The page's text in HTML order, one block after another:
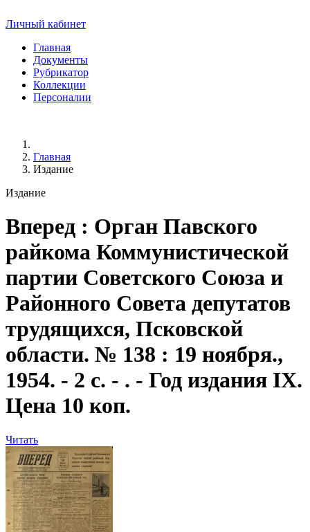
Личный кабинет
Главная
Документы
Рубрикатор
Коллекции
Персоналии
Главная
Издание
Издание
Вперед : Орган Павского
райкома Коммунистической
партии Советского Союза и
Районного Совета депутатов
трудящихся, Псковской
области. № 138 : 19 ноября.,
1954. - 2 с. - . - Год издания IX.
Цена 10 коп.
Читать